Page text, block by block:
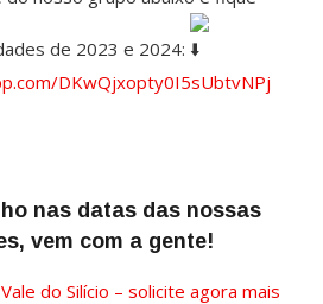
de 2023 e 2024:
DKwQjxopty0I5sUbtvNPj
nas datas das nossas
vem com a gente!
do Silício – solicite agora mais